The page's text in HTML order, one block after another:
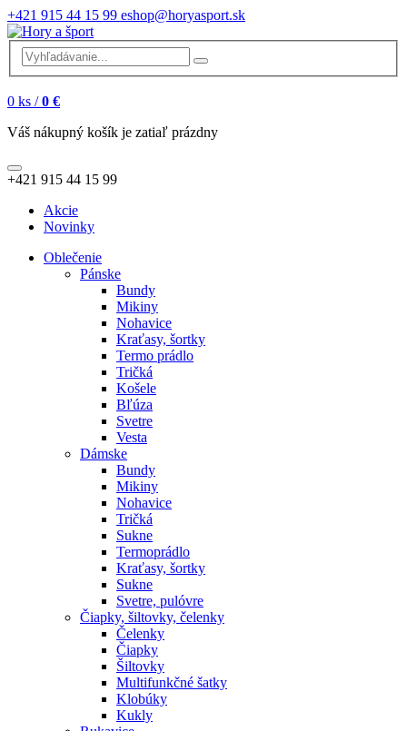
+421 915 44 15 99 eshop@horyasport.sk
0 ks / 0 €
Váš nákupný košík je zatiaľ prázdny
+421 915 44 15 99
Akcie
Novinky
Oblečenie
Pánske
Bundy
Mikiny
Nohavice
Kraťasy, šortky
Termo prádlo
Tričká
Košele
Bľúza
Svetre
Vesta
Dámske
Bundy
Mikiny
Nohavice
Tričká
Sukne
Termoprádlo
Kraťasy, šortky
Sukne
Svetre, pulóvre
Čiapky, šiltovky, čelenky
Čelenky
Čiapky
Šiltovky
Multifunkčné šatky
Klobúky
Kukly